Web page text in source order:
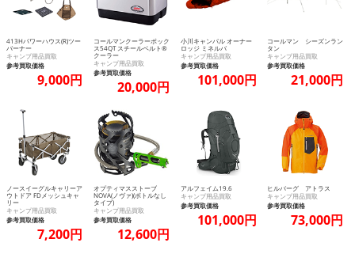
413Hパワーハウス(R)ツー
バーナー
キャンプ用品買取
参考買取価格
9,000円
コールマンクーラーボック
ス54QT スチールベルト®
クーラー
キャンプ用品買取
参考買取価格
20,000円
小川キャンパル オーナー
ロッジ ミネルバ
キャンプ用品買取
参考買取価格
101,000円
コールマン シーズンラン
タン
キャンプ用品買取
参考買取価格
21,000円
ノースイーグルキャリーア
ウトドア FDメッシュキャ
リー
キャンプ用品買取
参考買取価格
7,200円
オプティマスストーブ
NOVA(ノヴァ)(ボトルなし
タイプ)
キャンプ用品買取
参考買取価格
12,600円
アルフェイム19.6
キャンプ用品買取
参考買取価格
101,000円
ヒルバーグ アトラス
キャンプ用品買取
参考買取価格
73,000円